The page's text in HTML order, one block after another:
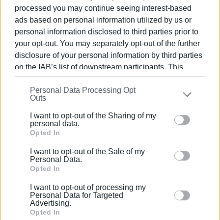
processed you may continue seeing interest-based
ads based on personal information utilized by us or
personal information disclosed to third parties prior to
your opt-out. You may separately opt-out of the further
disclosure of your personal information by third parties
on the IAB’s list of downstream participants. This
information may also be disclosed by us to third parties
on theIAB’s List of Downstream Participants
that may
further disclose it to other third parties.
Please note that this website/app uses one or more
Google services and may gather and store information
behaviour. You may click to grant or deny consent to
Google and its third-party tags to use your data for
section.
Personal Data Processing Opt
Outs
I want to opt-out of the Sharing of my
personal data.
Opted In
I want to opt-out of the Sale of my
Personal Data.
Opted In
I want to opt-out of processing my
Personal Data for Targeted
Advertising.
Opted In
Τεχνικά χαρακτηριστικά
Το έργο έχει ως χρόνο ολοκλήρωσης τους 12 μήνες από
την ημέρα υπογραφής της σύμβασης. Τα μέτρα για την
αποκατάσταση περιλαμβάνουν κατασκευή τοιχίου από
οπλισμένο σκυρόδεμα εσωτερικά του λίθινου
κρηπιδότοιχου, πλήρωση κενών και αντικατάσταση
επιχωμάτων υπόβασης Πεζοδρομίου Παραλιακής
Λεωφόρου Γαρίτσας με κατάλληλη λιθορριπή,
συμπλήρωση και συναρμογή προκατασκευασμένων
στοιχείων προστασίας ποδός με την τεχνική
συναρμογής που χρησιμοποιήθηκε στην προηγούμενη
φάση εργασιών, αποκατάσταση πλακοστρώσεων μετά
από αποτύπωση, αφαίρεση παρουσία αρχαιολόγου,
επανατοποθέτηση στις ίδιες ακριβώς θέσεις και
συμπλήρωση των κατεστραμμένων με πλάκες ίδιας
ποιότητας και προέλευσης με εκείνες που
χρησιμοποιήθηκαν στην προηγούμενη φάση εργασιών.